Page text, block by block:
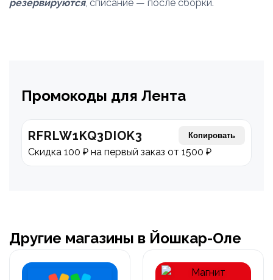
резервируются, списание — после сборки.
Промокоды для Лента
RFRLW1KQ3DIOK3 Копировать
Скидка 100 ₽ на первый заказ от 1500 ₽
Другие магазины в Йошкар-Оле